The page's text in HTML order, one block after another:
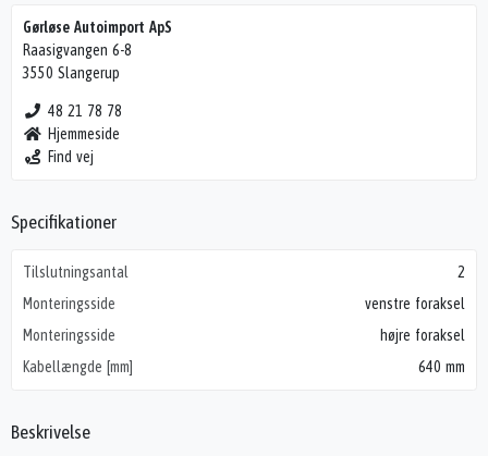
Gørløse Autoimport ApS
Raasigvangen 6-8
3550 Slangerup
48 21 78 78
Hjemmeside
Find vej
Specifikationer
Tilslutningsantal
2
Monteringsside
venstre foraksel
Monteringsside
højre foraksel
Kabellængde [mm]
640 mm
Beskrivelse